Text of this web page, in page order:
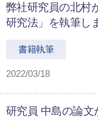
弊社研究員の北村
研究法」を執筆し
書籍執筆
2022/03/18
研究員 中島の論